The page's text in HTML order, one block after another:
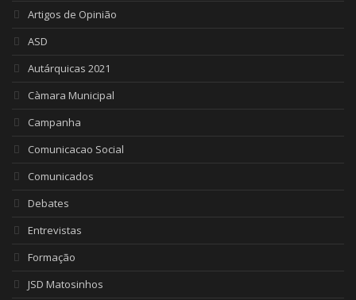
Artigos de Opinião
ASD
Autárquicas 2021
Càmara Municipal
Campanha
Comunicacao Social
Comunicados
Debates
Entrevistas
Formação
JSD Matosinhos